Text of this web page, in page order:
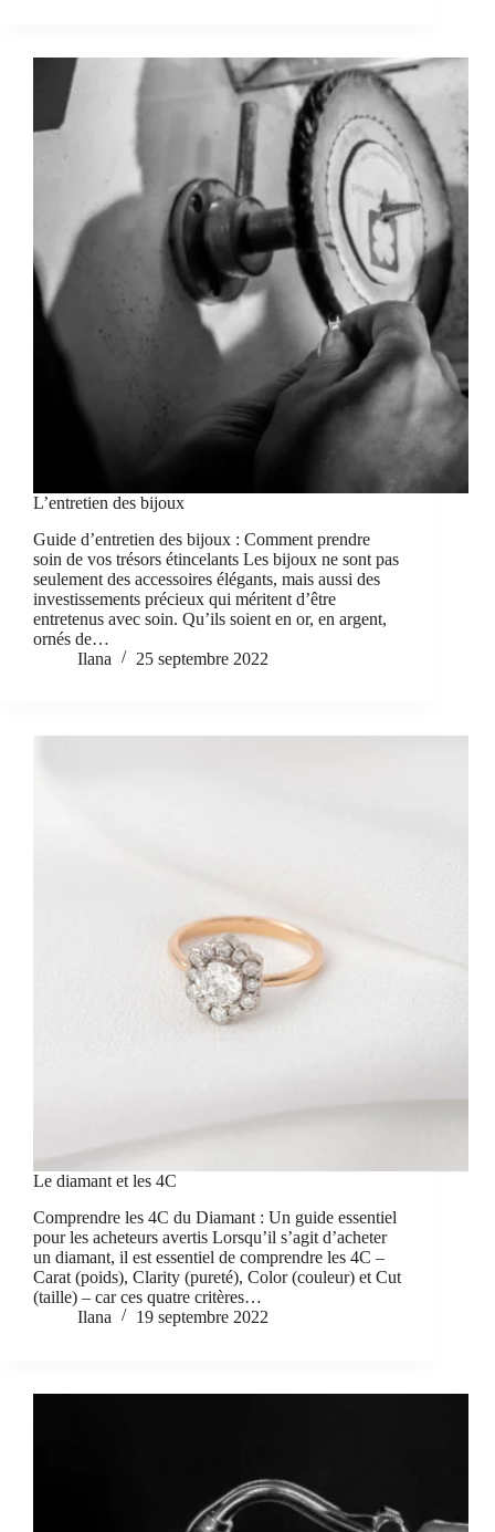
L’entretien des bijoux
Guide d’entretien des bijoux : Comment prendre
soin de vos trésors étincelants Les bijoux ne sont pas
seulement des accessoires élégants, mais aussi des
investissements précieux qui méritent d’être
entretenus avec soin. Qu’ils soient en or, en argent,
ornés de…
Ilana
25 septembre 2022
Le diamant et les 4C
Comprendre les 4C du Diamant : Un guide essentiel
pour les acheteurs avertis Lorsqu’il s’agit d’acheter
un diamant, il est essentiel de comprendre les 4C –
Carat (poids), Clarity (pureté), Color (couleur) et Cut
(taille) – car ces quatre critères…
Ilana
19 septembre 2022